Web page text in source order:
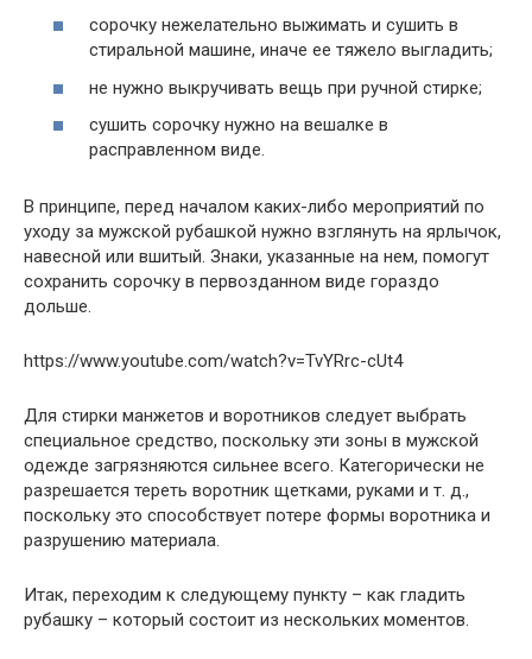
сорочку нежелательно выжимать и сушить в
стиральной машине, иначе ее тяжело выгладить;
не нужно выкручивать вещь при ручной стирке;
сушить сорочку нужно на вешалке в
расправленном виде.
В принципе, перед началом каких-либо мероприятий по
уходу за мужской рубашкой нужно взглянуть на ярлычок,
навесной или вшитый. Знаки, указанные на нем, помогут
сохранить сорочку в первозданном виде гораздо
дольше.
https://www.youtube.com/watch?v=TvYRrc-cUt4
Для стирки манжетов и воротников следует выбрать
специальное средство, поскольку эти зоны в мужской
одежде загрязняются сильнее всего. Категорически не
разрешается тереть воротник щетками, руками и т. д.,
поскольку это способствует потере формы воротника и
разрушению материала.
Итак, переходим к следующему пункту – как гладить
рубашку – который состоит из нескольких моментов.